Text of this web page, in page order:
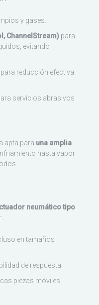
y gases.
ChannelStream) para
evitando
para reducción efectiva
servicios abrasivos
apta para una amplia
hasta vapor
neumático tipo
en tamaños
de respuesta.
piezas móviles.